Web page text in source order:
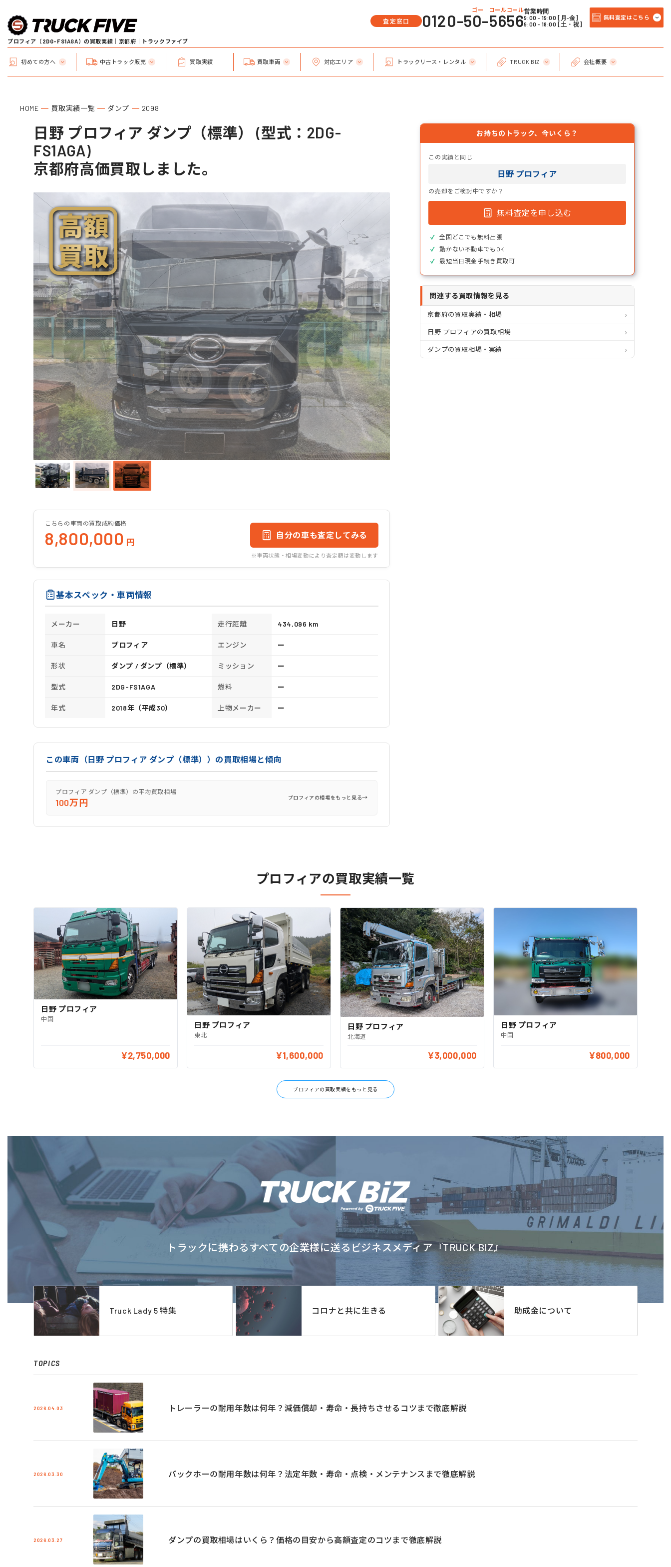
プロフィア（2DG-FS1AGA）の買取実績｜京都府｜トラックファイブ
査定窓口
ゴー コールコール
0120-50-5656営業時間
9:00 - 19:00 [月-金]
9:00 - 18:00 [土・祝]
無料査定はこちら
初めての方へ 中古トラック販売 買取実績 買取車両 対応エリア トラックリース・レンタル TRUCK BIZ 会社概要
HOME 買取実績一覧 ダンプ 2098
日野 プロフィア ダンプ（標準） (型式：2DG-
FS1AGA)
京都府高価買取しました。
こちらの車両の買取成約価格
8,800,000 円
自分の車も査定してみる
※車両状態・相場変動により査定額は変動します
基本スペック・車両情報
メーカー 日野 走行距離 434,096 km
車名 プロフィア エンジン ー
形状 ダンプ / ダンプ（標準） ミッション ー
型式 2DG-FS1AGA 燃料 ー
年式 2018年（平成30） 上物メーカー ー
この車両（日野 プロフィア ダンプ（標準））の買取相場と傾向
プロフィア ダンプ（標準）の平均買取相場
100万円 プロフィアの相場をもっと見る→
お持ちのトラック、今いくら？
この実績と同じ
日野 プロフィア
の売却をご検討中ですか？
無料査定を申し込む
全国どこでも無料出張
動かない不動車でもOK
最短当日現金手続き買取可
関連する買取情報を見る
京都府の買取実績・相場
日野 プロフィアの買取相場
ダンプの買取相場・実績
プロフィアの買取実績一覧
日野 プロフィア
中国
¥2,750,000
日野 プロフィア
東北
¥1,600,000
日野 プロフィア
北海道
¥3,000,000
日野 プロフィア
中国
¥800,000
プロフィアの買取実績をもっと見る
トラックに携わるすべての企業様に送るビジネスメディア『TRUCK BIZ』
Truck Lady 5 特集 コロナと共に生きる 助成金について
TOPICS
2026.04.03 トレーラーの耐用年数は何年？減価償却・寿命・長持ちさせるコツまで徹底解説
2026.03.30 バックホーの耐用年数は何年？法定年数・寿命・点検・メンテナンスまで徹底解説
2026.03.27 ダンプの買取相場はいくら？価格の目安から高額査定のコツまで徹底解説